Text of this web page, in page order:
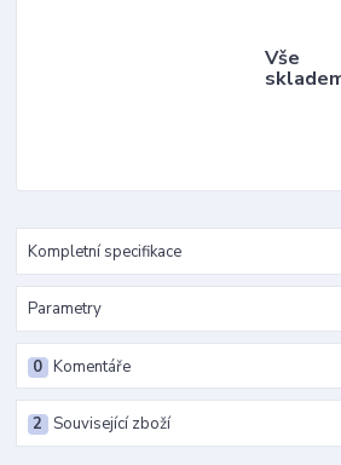
Vše
Kompletní specifikace
Parametry
Komentáře
0
Související zboží
2